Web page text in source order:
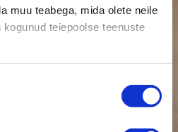
muu teabega, mida olete neile
teiepoolse teenuste